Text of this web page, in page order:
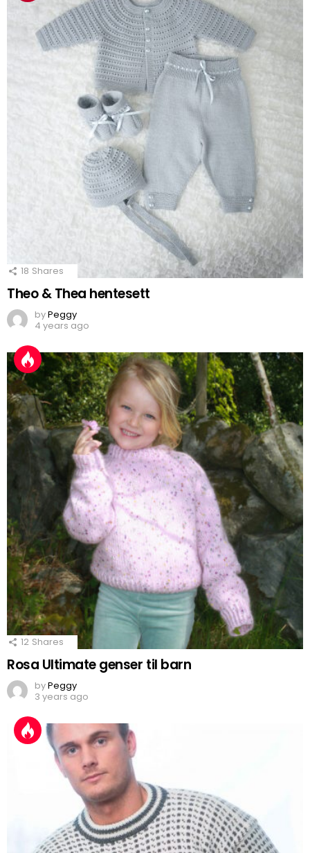
18 Shares
Theo & Thea hentesett
byPeggy
4 years ago
12 Shares
Rosa Ultimate genser til barn
byPeggy
3 years ago